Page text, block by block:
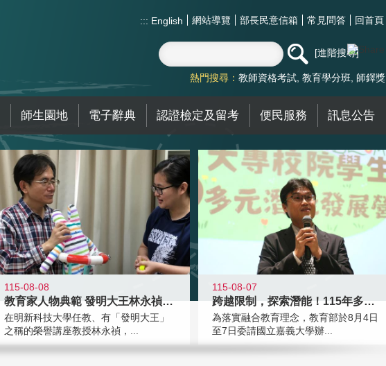
::: English 網站導覽 部長民意信箱 常見問答 回首頁
進階搜尋
熱門搜尋： 教師資格考試 教育學分班 師鐸獎
師生園地 電子辭典 認證檢定及留考 便民服務 訊息公告
115-08-08
教育家人物典範 發明大王林永禎教授
在明新科技大學任教、有「發明大王」
之稱的榮譽講座教授林永禎，...
115-08-07
跨越限制，探索潛能！115年多元潛
為落實融合教育理念，教育部於8月4日
至7日委請國立嘉義大學辦...